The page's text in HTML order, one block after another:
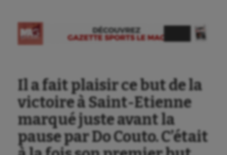
Aéronautique
Il a fait plaisir ce but de la
victoire à Saint-Etienne
marqué juste avant la
pause par Do Couto. C’était